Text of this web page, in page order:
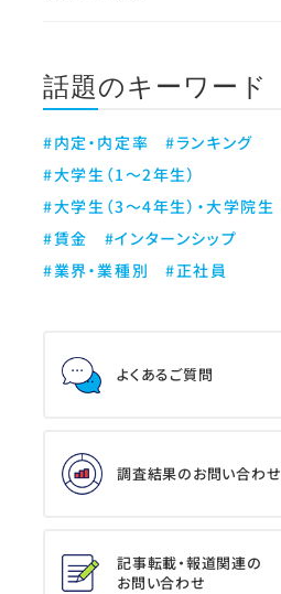
話題のキーワード
#内定・内定率
#ランキング
#大学生（1～2年生）
#大学生（3～4年生）・大学院生
#賃金
#インターンシップ
#業界・業種別
#正社員
よくあるご質問
調査結果のお問い合わせ
記事転載・報道関連の
お問い合わせ